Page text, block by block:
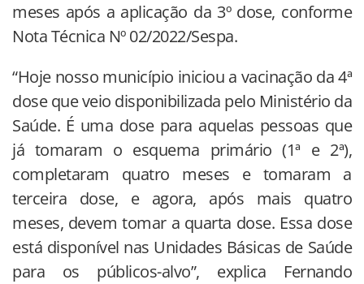
meses após a aplicação da 3º dose, conforme
Nota Técnica Nº 02/2022/Sespa.
“Hoje nosso município iniciou a vacinação da 4ª
dose que veio disponibilizada pelo Ministério da
Saúde. É uma dose para aquelas pessoas que
já tomaram o esquema primário (1ª e 2ª),
completaram quatro meses e tomaram a
terceira dose, e agora, após mais quatro
meses, devem tomar a quarta dose. Essa dose
está disponível nas Unidades Básicas de Saúde
para os públicos-alvo”, explica Fernando